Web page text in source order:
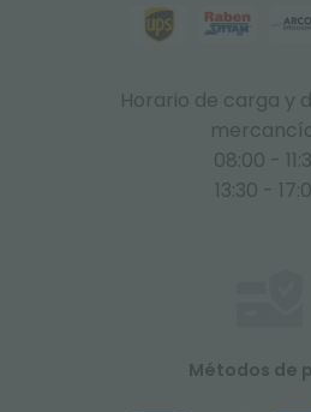
Horario de carga y
08:00 -
13:30 -
Métodos de